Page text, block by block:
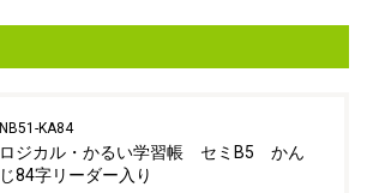
NB51-KA84
ロジカル・かるい学習帳 セミB5 かん
じ84字リーダー入り